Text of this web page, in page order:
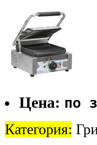
Цена: по
Категория: